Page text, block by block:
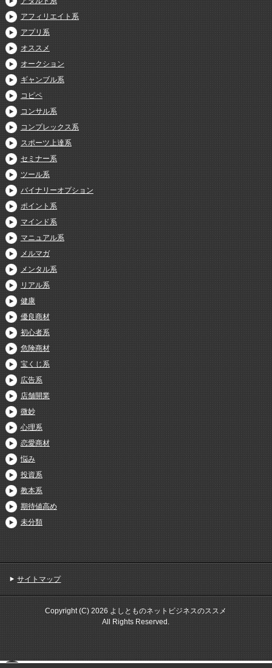
アフィリエイト系
アプリ系
オススメ
オークション
ギャンブル系
コピペ
コンサル系
コンプレックス系
スポーツ上達系
セミナー系
ツール系
バイナリーオプション
ポイント系
マインド系
マニュアル系
メルマガ
メンタル系
リアル系
健康
優良商材
初心者系
危険商材
宝くじ系
広告系
店舗開業
微妙
心理系
恋愛商材
悩み
投資系
教本系
期待値高め
未分類
サイトマップ
Copyright (C) 2026 よしとものネットビジネスのススメ
All Rights Reserved.